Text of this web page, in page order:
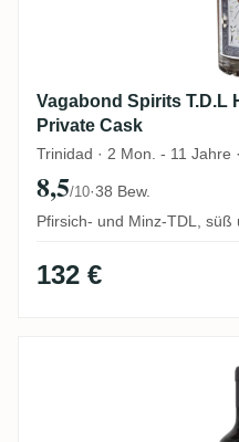
Vagabond Spirits T.D.L
Private Cask
Trinidad · 2 Mon. - 11 Jahre
8,5/10·38 Bew.
Pfirsich- und Minz-TDL, süß
132 €
Spirit Gallery